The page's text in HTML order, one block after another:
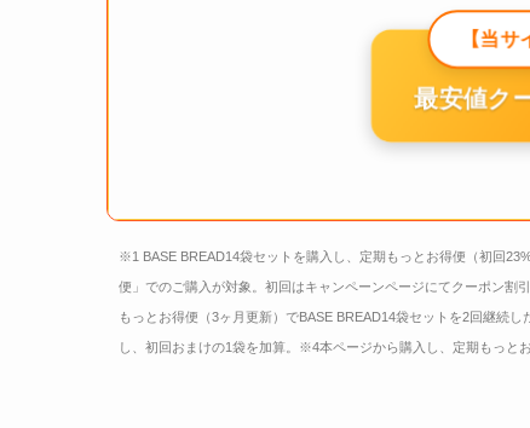
【当
最安値ク
※1 BASE BREAD14袋セットを購入し、定期もっとお得便（初回
便」でのご購入が対象。初回はキャンペーンページにてクーポン
もっとお得便（3ヶ月更新）でBASE BREAD14袋セットを2回継続
し、初回おまけの1袋を加算。※4本ページから購入し、定期もっと